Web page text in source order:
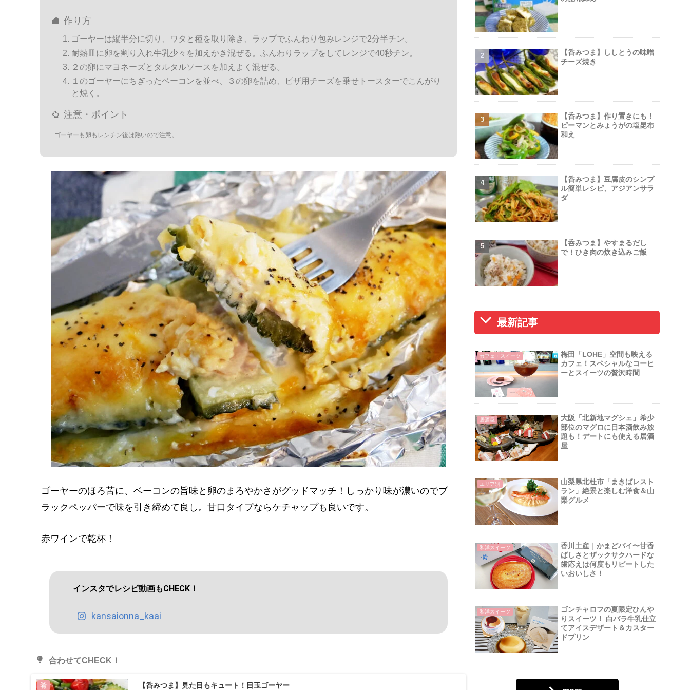
作り方
ゴーヤーは縦半分に切り、ワタと種を取り除き、ラップでふんわり包みレンジで2分半チン。
耐熱皿に卵を割り入れ牛乳少々を加えかき混ぜる。ふんわりラップをしてレンジで40秒チン。
２の卵にマヨネーズとタルタルソースを加えよく混ぜる。
１のゴーヤーにちぎったベーコンを並べ、３の卵を詰め、ピザ用チーズを乗せトースターでこんがり
と焼く。
注意・ポイント
ゴーヤーも卵もレンチン後は熱いので注意。
ゴーヤーのほろ苦に、ベーコンの旨味と卵のまろやかさがグッドマッチ！しっかり味が濃いのでブ
ラックペッパーで味を引き締めて良し。甘口タイプならケチャップも良いです。
赤ワインで乾杯！
インスタでレシピ動画もCHECK！
kansaionna_kaai
合わせてCHECK！
肴 【呑みつま】見た目もキュート！目玉ゴーヤー
【呑みつま】ししとうの味噌
チーズ焼き
【呑みつま】作り置きにも！
ピーマンとみょうがの塩昆布
和え
【呑みつま】豆腐皮のシンプ
ル簡単レシピ、アジアンサラ
ダ
【呑みつま】やすまるだし
で！ひき肉の炊き込みご飯
最新記事
カフェ・スイーツ
梅田「LOHE」空間も映える
カフェ！スペシャルなコーヒ
ーとスイーツの贅沢時間
居酒屋
大阪「北新地マグシェ」希少
部位のマグロに日本酒飲み放
題も！デートにも使える居酒
屋
エリア別
山梨県北杜市「まきばレスト
ラン」絶景と楽しむ洋食＆山
梨グルメ
和洋スイーツ
香川土産｜かまどパイ〜甘香
ばしさとザックサクハードな
歯応えは何度もリピートした
いおいしさ！
和洋スイーツ
ゴンチャロフの夏限定ひんや
りスイーツ！ 白バラ牛乳仕立
てアイスデザート＆カスター
ドプリン